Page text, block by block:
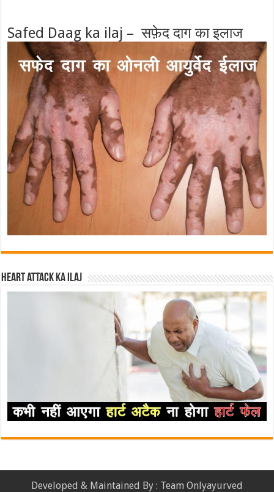
Safed Daag ka ilaj – सफ़ेद दाग का इलाज
Heart attack ka ilaj
Developed & Maintained By : Team Onlyayurved